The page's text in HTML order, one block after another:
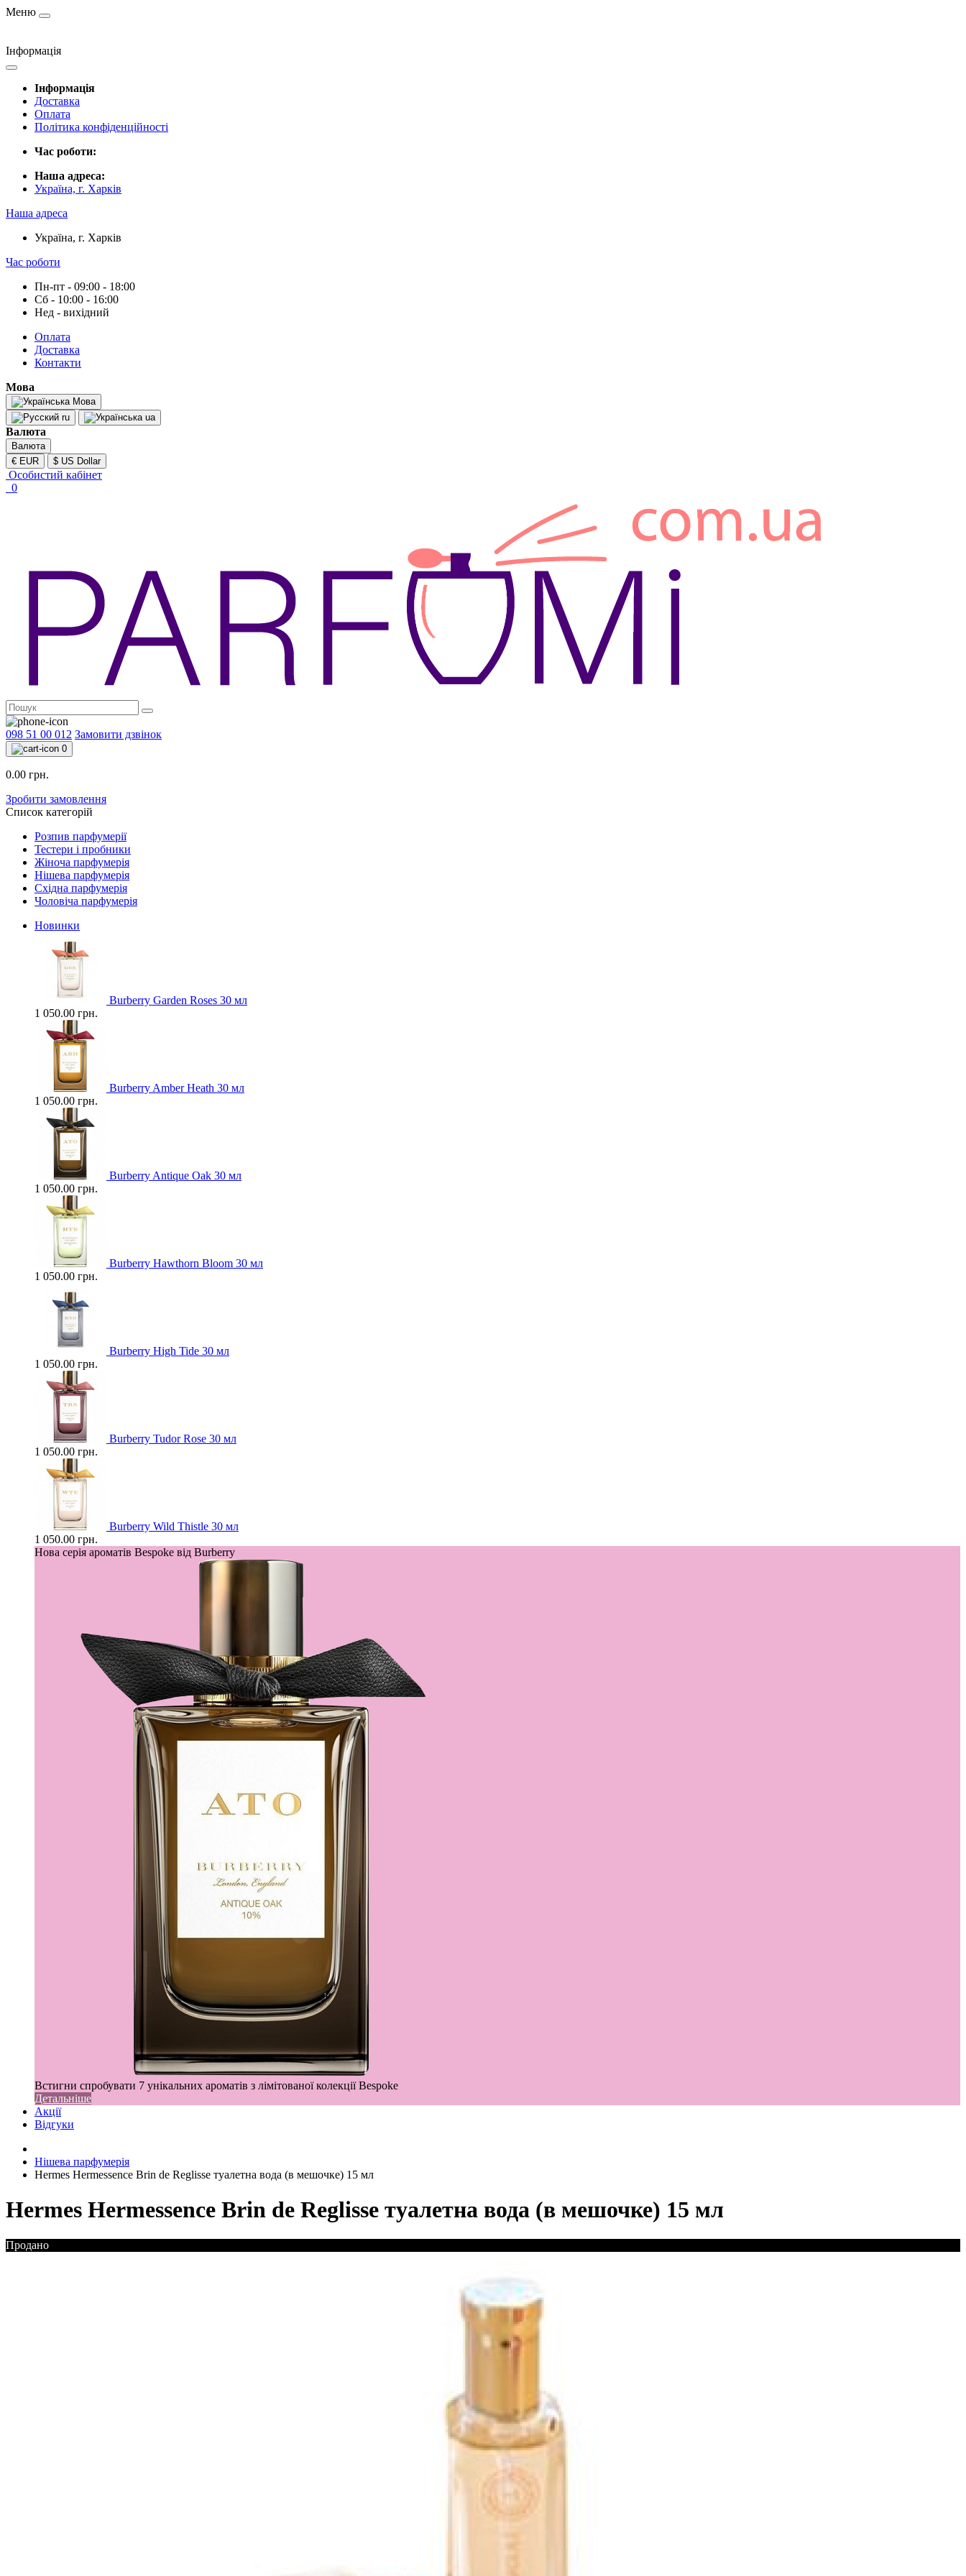
Меню
Інформація
Інформація
Доставка
Оплата
Політика конфіденційності
Час роботи:
Наша адреса:
Україна, г. Харків
Наша адреса
Україна, г. Харків
Час роботи
Пн-пт - 09:00 - 18:00
Сб - 10:00 - 16:00
Нед - вихідний
Оплата
Доставка
Контакти
Мова
Мова
ru
ua
Валюта
Валюта
€ EUR
$ US Dollar
Особистий кабінет
0
098 51 00 012 Замовити дзвінок
0
0.00 грн.
Зробити замовлення
Список категорій
Розпив парфумерії
Тестери і пробники
Жіноча парфумерія
Нішева парфумерія
Східна парфумерія
Чоловіча парфумерія
Новинки
Burberry Garden Roses 30 мл
1 050.00 грн.
Burberry Amber Heath 30 мл
1 050.00 грн.
Burberry Antique Oak 30 мл
1 050.00 грн.
Burberry Hawthorn Bloom 30 мл
1 050.00 грн.
Burberry High Tide 30 мл
1 050.00 грн.
Burberry Tudor Rose 30 мл
1 050.00 грн.
Burberry Wild Thistle 30 мл
1 050.00 грн.
Нова серія ароматів Bespoke від Burberry
Встигни спробувати 7 унікальних ароматів з лімітованої колекції Bespoke
Детальніше
Акції
Відгуки
Нішева парфумерія
Hermes Hermessence Brin de Reglisse туалетна вода (в мешочке) 15 мл
Hermes Hermessence Brin de Reglisse туалетна вода (в мешочке) 15 мл
Продано